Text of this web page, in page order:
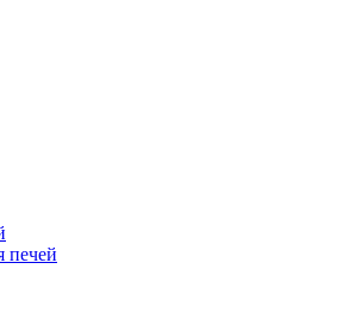
печей